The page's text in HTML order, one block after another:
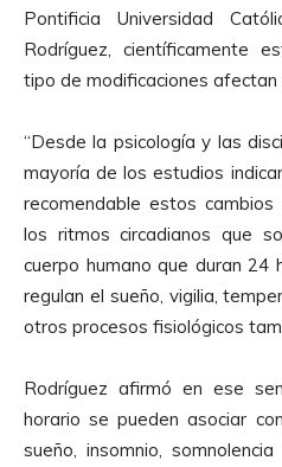
Pontificia Universidad
Rodríguez, científicamente
tipo de modificaciones afectan
“Desde la psicología y las
mayoría de los estudios
recomendable estos
los ritmos circadianos que
cuerpo humano que duran 24
regulan el sueño, vigilia,
otros procesos fisiológicos
Rodríguez afirmó en ese
horario se pueden asociar
sueño, insomnio,